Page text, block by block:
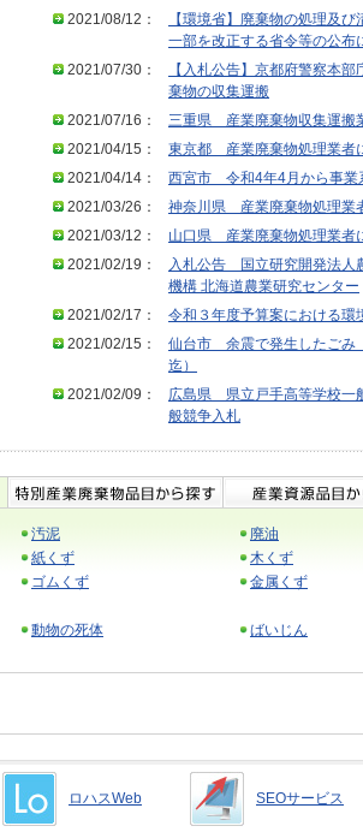
2021/08/12：
【環境省】廃棄物の処理及
一部を改正する省令等の公布
2021/07/30：
【入札公告】京都府警察本
棄物の収集運搬
2021/07/16：
三重県 産業廃棄物収集運搬
2021/04/15：
東京都 産業廃棄物処理業者
2021/04/14：
西宮市 令和4年4月から事業
2021/03/26：
神奈川県 産業廃棄物処理業
2021/03/12：
山口県 産業廃棄物処理業者
2021/02/19：
入札公告 国立研究開発法人
機構 北海道農業研究センター
2021/02/17：
令和３年度予算案における環
2021/02/15：
仙台市 余震で発生したごみ
迄）
2021/02/09：
広島県 県立戸手高等学校一
般競争入札
汚泥 廃油
紙くず 木くず
ゴムくず 金属くず
動物の死体 ばいじん
ロハスWeb SEOサービス